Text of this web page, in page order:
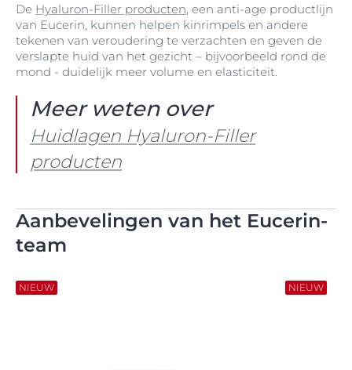
De Hyaluron-Filler producten , een anti-age productlijn
van Eucerin, kunnen helpen kinrimpels en andere
tekenen van veroudering te verzachten en geven de
verslapte huid van het gezicht – bijvoorbeeld rond de
mond - duidelijk meer volume en elasticiteit.
Meer weten over
Huidlagen Hyaluron-Filler
producten
Aanbevelingen van het Eucerin-
team
NIEUW NIEUW